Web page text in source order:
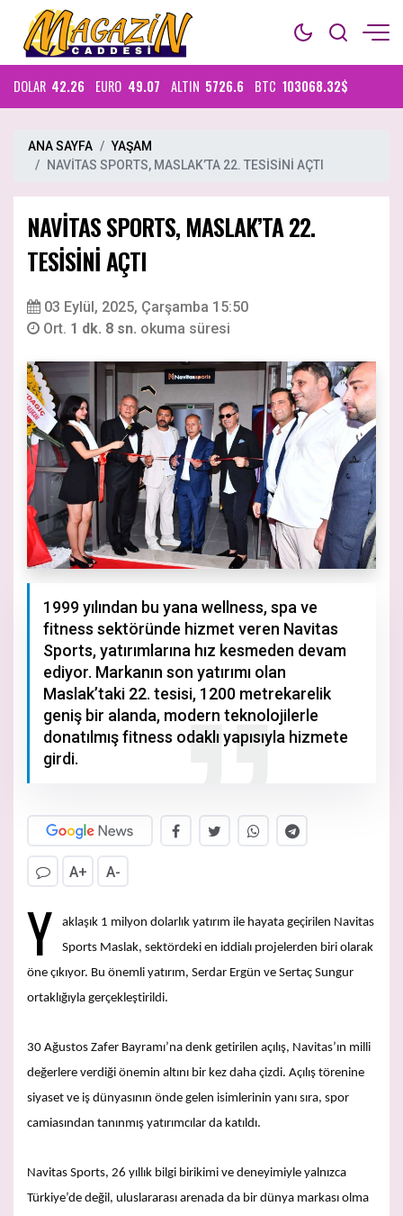
DOLAR 42.26 EURO 49.07 ALTIN 5726.6 BTC 103068.32$
ANA SAYFA
YAŞAM
NAVİTAS SPORTS, MASLAK’TA 22. TESİSİNİ AÇTI
NAVİTAS SPORTS, MASLAK’TA 22.
TESİSİNİ AÇTI
03 Eylül, 2025, Çarşamba 15:50
Ort. 1 dk. 8 sn. okuma süresi
1999 yılından bu yana wellness, spa ve
fitness sektöründe hizmet veren Navitas
Sports, yatırımlarına hız kesmeden devam
ediyor. Markanın son yatırımı olan
Maslak’taki 22. tesisi, 1200 metrekarelik
geniş bir alanda, modern teknolojilerle
donatılmış fitness odaklı yapısıyla hizmete
girdi.
A+ A-
Y
aklaşık 1 milyon dolarlık yatırım ile hayata geçirilen Navitas
Sports Maslak, sektördeki en iddialı projelerden biri olarak
öne çıkıyor. Bu önemli yatırım, Serdar Ergün ve Sertaç Sungur
ortaklığıyla gerçekleştirildi.
30 Ağustos Zafer Bayramı’na denk getirilen açılış, Navitas’ın milli
değerlere verdiği önemin altını bir kez daha çizdi. Açılış törenine
siyaset ve iş dünyasının önde gelen isimlerinin yanı sıra, spor
camiasından tanınmış yatırımcılar da katıldı.
Navitas Sports, 26 yıllık bilgi birikimi ve deneyimiyle yalnızca
Türkiye’de değil, uluslararası arenada da bir dünya markası olma